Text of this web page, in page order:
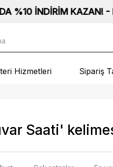
İNDİRİM KAZAN! -
Hizmetleri Sipariş
Saati'